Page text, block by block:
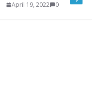
April 19, 2022 0